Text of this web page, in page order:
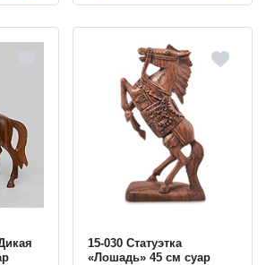
15-030 Статуэтка
«Лошадь» 45 см суар